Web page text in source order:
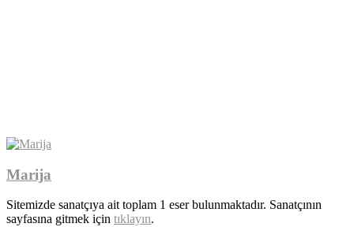
Marija
Sitemizde sanatçıya ait toplam 1 eser bulunmaktadır. Sanatçının
sayfasına gitmek için tıklayın.